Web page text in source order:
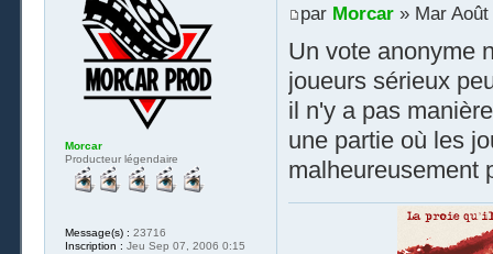
par Morcar» Mar Août
Un vote anonyme
joueurs sérieux
il n'y a pas
une partie où les
malheureusement
Morcar
Producteur légendaire
Message(s) : 23716
Inscription : Jeu Sep 07, 2006 0:15